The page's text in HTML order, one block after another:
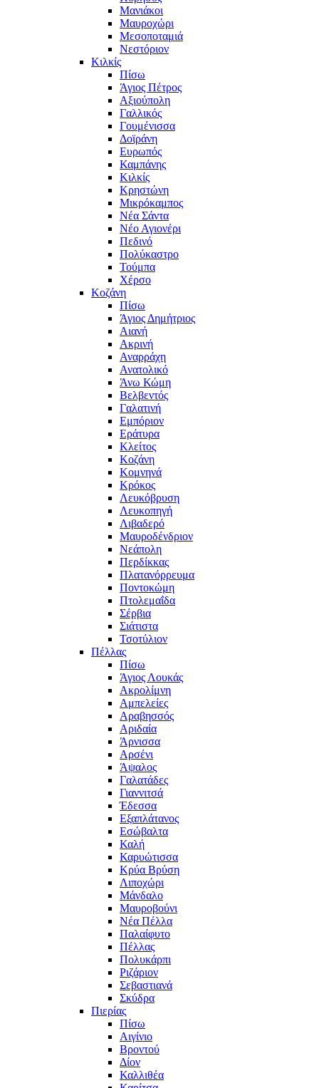
Μανιάκοι
Μαυροχώρι
Μεσοποταμιά
Νεστόριον
Κιλκίς
Πίσω
Άγιος Πέτρος
Αξιούπολη
Γαλλικός
Γουμένισσα
Δοϊράνη
Ευρωπός
Καμπάνης
Κιλκίς
Κρηστώνη
Μικρόκαμπος
Νέα Σάντα
Νέο Αγιονέρι
Πεδινό
Πολύκαστρο
Τούμπα
Χέρσο
Κοζάνη
Πίσω
Άγιος Δημήτριος
Αιανή
Ακρινή
Αναρράχη
Ανατολικό
Άνω Κώμη
Βελβεντός
Γαλατινή
Εμπόριον
Εράτυρα
Κλείτος
Κοζάνη
Κομνηνά
Κρόκος
Λευκόβρυση
Λευκοπηγή
Λιβαδερό
Μαυροδένδριον
Νεάπολη
Περδίκκας
Πλατανόρρευμα
Ποντοκώμη
Πτολεμαΐδα
Σέρβια
Σιάτιστα
Τσοτύλιον
Πέλλας
Πίσω
Άγιος Λουκάς
Ακρολίμνη
Αμπελείες
Αραβησσός
Αριδαία
Άρνισσα
Αρσένι
Άψαλος
Γαλατάδες
Γιαννιτσά
Έδεσσα
Εξαπλάτανος
Εσώβαλτα
Καλή
Καρυώτισσα
Κρύα Βρύση
Λιποχώρι
Μάνδαλο
Μαυροβούνι
Νέα Πέλλα
Παλαίφυτο
Πέλλας
Πολυκάρπι
Ριζάριον
Σεβαστιανά
Σκύδρα
Πιερίας
Πίσω
Αιγίνιο
Βροντού
Δίον
Καλλιθέα